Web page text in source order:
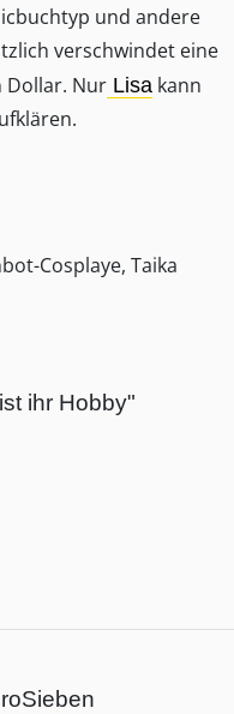
und andere
verschwindet eine
Dollar. Nur Lisa kann
Cosplaye, Taika
ihr Hobby"